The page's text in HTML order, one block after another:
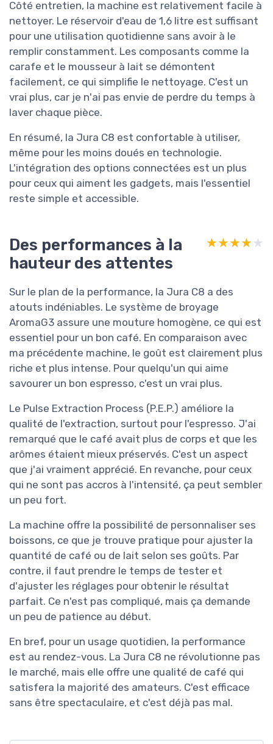
Côté entretien, la machine est relativement facile à
nettoyer. Le réservoir d'eau de 1,6 litre est suffisant
pour une utilisation quotidienne sans avoir à le
remplir constamment. Les composants comme la
carafe et le mousseur à lait se démontent
facilement, ce qui simplifie le nettoyage. C'est un
vrai plus, car je n'ai pas envie de perdre du temps à
laver chaque pièce.
En résumé, la Jura C8 est confortable à utiliser,
même pour les moins doués en technologie.
L'intégration des options connectées est un plus
pour ceux qui aiment les gadgets, mais l'essentiel
reste simple et accessible.
Des performances à la
hauteur des attentes
★★★★★
★★★★★
Sur le plan de la performance, la Jura C8 a des
atouts indéniables. Le système de broyage
AromaG3 assure une mouture homogène, ce qui est
essentiel pour un bon café. En comparaison avec
ma précédente machine, le goût est clairement plus
riche et plus intense. Pour quelqu'un qui aime
savourer un bon espresso, c'est un vrai plus.
Le Pulse Extraction Process (P.E.P.) améliore la
qualité de l'extraction, surtout pour l'espresso. J'ai
remarqué que le café avait plus de corps et que les
arômes étaient mieux préservés. C'est un aspect
que j'ai vraiment apprécié. En revanche, pour ceux
qui ne sont pas accros à l'intensité, ça peut sembler
un peu fort.
La machine offre la possibilité de personnaliser ses
boissons, ce que je trouve pratique pour ajuster la
quantité de café ou de lait selon ses goûts. Par
contre, il faut prendre le temps de tester et
d'ajuster les réglages pour obtenir le résultat
parfait. Ce n'est pas compliqué, mais ça demande
un peu de patience au début.
En bref, pour un usage quotidien, la performance
est au rendez-vous. La Jura C8 ne révolutionne pas
le marché, mais elle offre une qualité de café qui
satisfera la majorité des amateurs. C'est efficace
sans être spectaculaire, et c'est déjà pas mal.